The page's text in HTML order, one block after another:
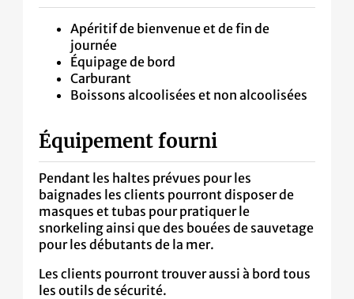
Apéritif de bienvenue et de fin de
journée
Équipage de bord
Carburant
Boissons alcoolisées et non alcoolisées
Équipement fourni
Pendant les haltes prévues pour les
baignades les clients pourront disposer de
masques et tubas pour pratiquer le
snorkeling ainsi que des bouées de sauvetage
pour les débutants de la mer.
Les clients pourront trouver aussi à bord tous
les outils de sécurité.